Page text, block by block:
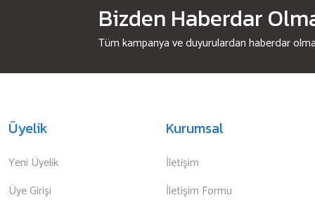
Bizden Haberdar
Tüm kampanya ve duyurulardan haberdar
Üyelik
Yeni Üyelik
Üye Girişi
Kurumsal
İletişim
İletişim Formu